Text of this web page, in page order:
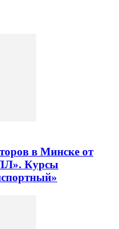
в Минске от
Курсы